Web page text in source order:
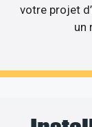
votre projet
un